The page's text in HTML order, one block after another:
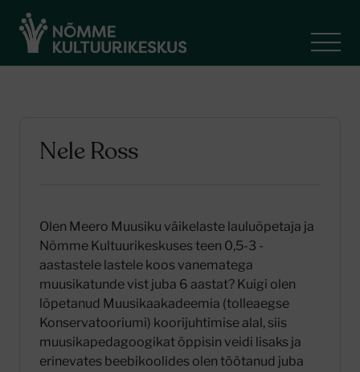
Nele Ross
Olen Meero Muusiku väikelaste lauluõpetaja ja
Nõmme Kultuurikeskuses teen 0,5-3 -
aastastele lastele koos vanematega
muusikatunde vist juba 6 aastat? Kuigi olen
lõpetanud Muusikaakadeemia (tolleaegse
Konservatooriumi) koorijuhtimise alal, siis
muusikapedagoogikat õppisin veidi lisaks ja
erinevates beebikoolides olen töötanud juba